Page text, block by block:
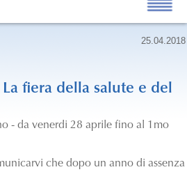
25.04.2018
fiera della salute e del
- da venerdi 28 aprile fino al 1mo
che dopo un anno di assenza